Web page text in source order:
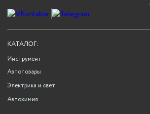
КАТАЛОГ:
Инструмент
Автотовары
Электрика и свет
Автохимия